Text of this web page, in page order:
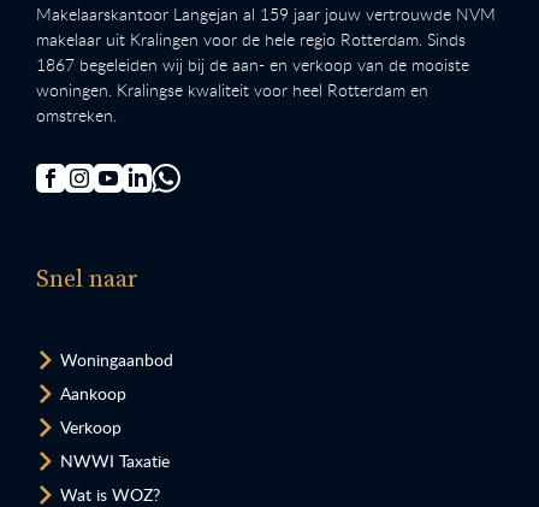
Makelaarskantoor Langejan al 159 jaar jouw vertrouwde NVM
makelaar uit Kralingen voor de hele regio Rotterdam. Sinds
1867 begeleiden wij bij de aan- en verkoop van de mooiste
woningen. Kralingse kwaliteit voor heel Rotterdam en
omstreken.
Snel naar
Woningaanbod
Aankoop
Verkoop
NWWI Taxatie
Wat is WOZ?